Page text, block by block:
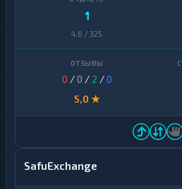
1
4,6 / 325
0 / 0 / 2 /0
5,0 ★
SafuExchange